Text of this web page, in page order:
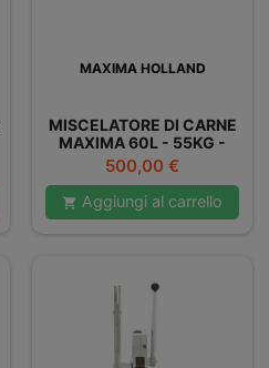
MAXIMA HOLLAND
MISCELATORE DI CARNE
MAXIMA 60L - 55KG -
DOPPIO
Prezzo
500,00 €
 Aggiungi al carrello